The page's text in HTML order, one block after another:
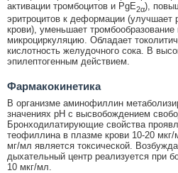
активации тромбоцитов и PgE2α),
эритроцитов к деформации (улучшает
крови), уменьшает тромбообразование
микроциркуляцию. Обладает
кислотность желудочного сока. В
эпилептогенным действием.
Фармакокинетика
В организме аминофиллин
значениях pH с высвобождением
Бронходилатирующие свойства
теофиллина в плазме крови 10-20
мг/мл является токсической.
дыхательный центр реализуется при
10 мкг/мл.